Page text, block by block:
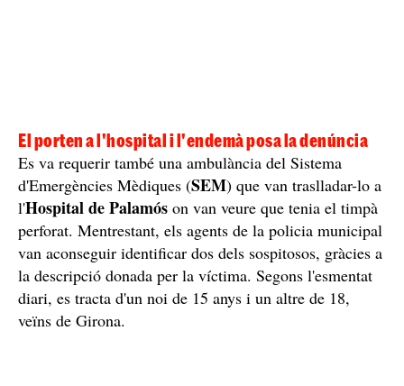
El porten a l'hospital i l'endemà posa la denúncia
Es va requerir també una ambulància del Sistema
d'Emergències Mèdiques (SEM) que van traslladar-lo a
l'Hospital de Palamós on van veure que tenia el timpà
perforat. Mentrestant, els agents de la policia municipal
van aconseguir identificar dos dels sospitosos, gràcies a
la descripció donada per la víctima. Segons l'esmentat
diari, es tracta d'un noi de 15 anys i un altre de 18,
veïns de Girona.